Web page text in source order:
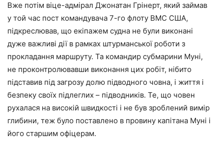
Вже потім віце-адмірал Джонатан Грінерт, який займав
у той час пост командувача 7-го флоту ВМС США,
підкреслював, що екіпажем судна не були виконані
дуже важливі дії в рамках штурманської роботи з
прокладання маршруту. Та командир субмарини Муні,
не проконтролювавши виконання цих робіт, нібито
підставив під загрозу долю підводного човна, і життя і
безпеку своїх підлеглих – підводників. Те, що човен
рухалася на високій швидкості і не був зроблений вимір
глибини, теж було поставлено в провину капітана Муні і
його старшим офіцерам.